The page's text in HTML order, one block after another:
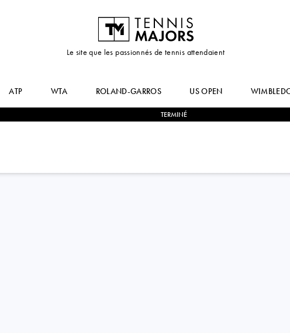
Le site que les passionnés de tennis attendaient
ATP WTA ROLAND-GARROS US OPEN
TERMINÉ